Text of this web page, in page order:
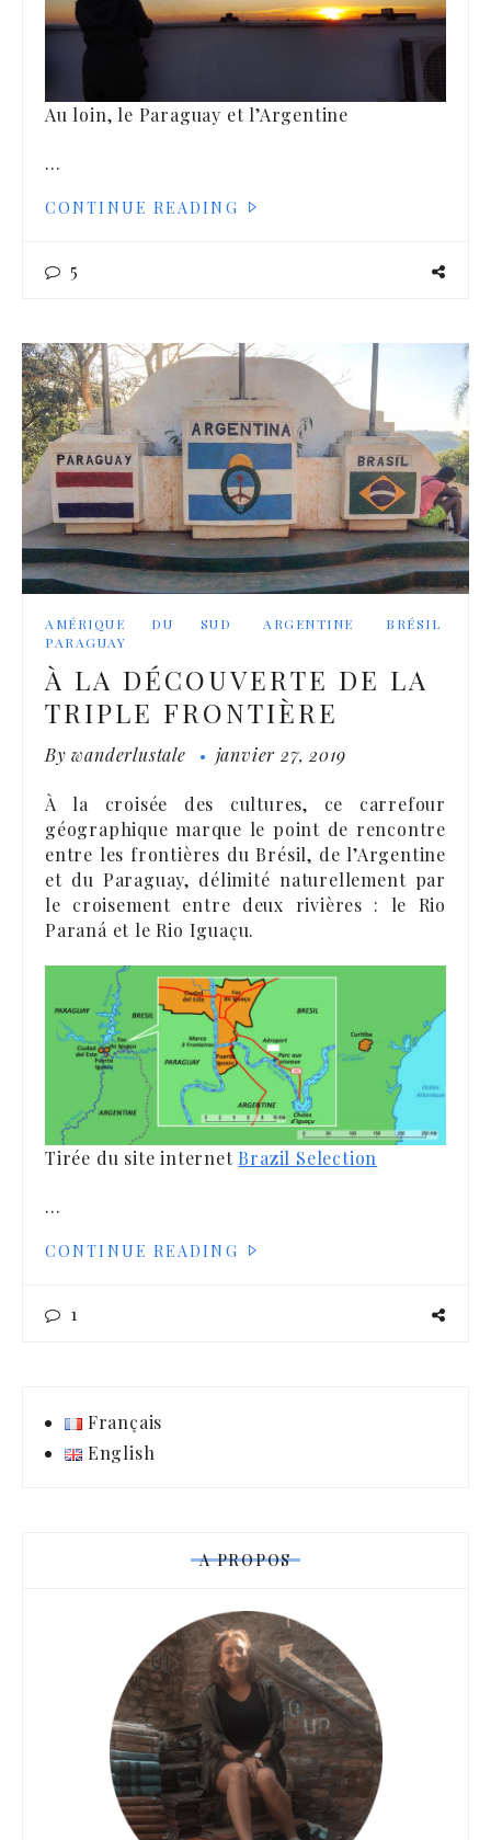
Au loin, le Paraguay et l’Argentine
…
CONTINUE READING
5
AMÉRIQUE DU SUD ARGENTINE
BRÉSIL
PARAGUAY
À LA DÉCOUVERTE DE LA
TRIPLE FRONTIÈRE
Bywanderlustale janvier 27, 2019
À la croisée des cultures, ce carrefour
géographique marque le point de rencontre
entre les frontières du Brésil, de l’Argentine
et du Paraguay, délimité naturellement par
le croisement entre deux rivières : le Rio
Paraná et le Rio Iguaçu.
Tirée du site internet Brazil Selection
…
CONTINUE READING
1
Français
English
A PROPOS